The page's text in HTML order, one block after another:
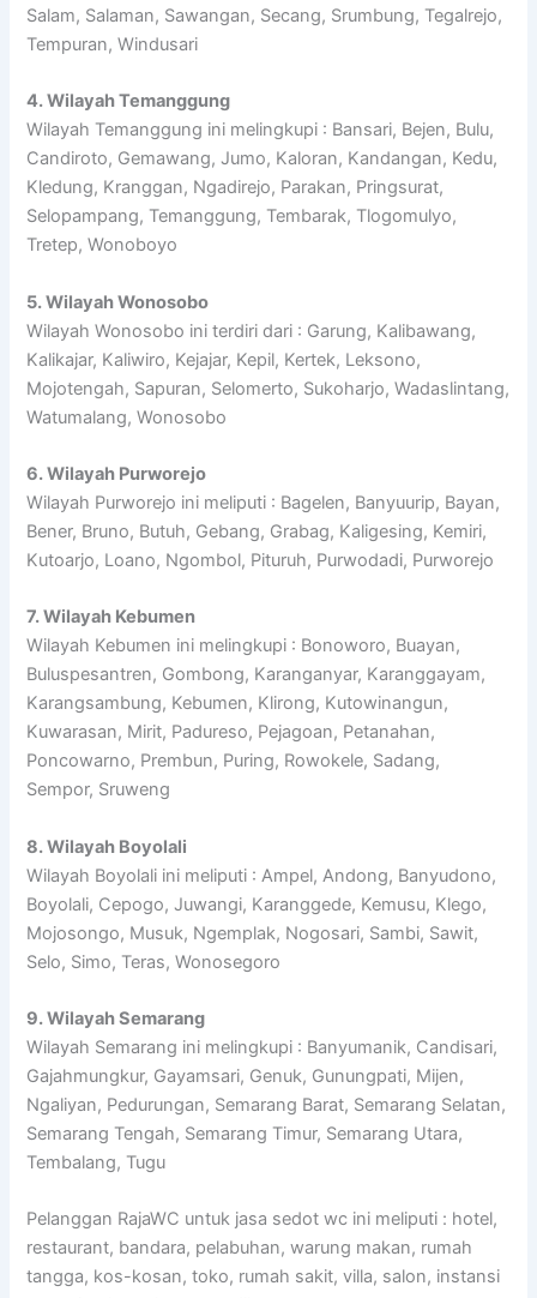
Salam, Salaman, Sawangan, Secang, Srumbung, Tegalrejo,
Tempuran, Windusari
4. Wilayah Temanggung
Wilayah Temanggung ini melingkupi : Bansari, Bejen, Bulu,
Candiroto, Gemawang, Jumo, Kaloran, Kandangan, Kedu,
Kledung, Kranggan, Ngadirejo, Parakan, Pringsurat,
Selopampang, Temanggung, Tembarak, Tlogomulyo,
Tretep, Wonoboyo
5. Wilayah Wonosobo
Wilayah Wonosobo ini terdiri dari : Garung, Kalibawang,
Kalikajar, Kaliwiro, Kejajar, Kepil, Kertek, Leksono,
Mojotengah, Sapuran, Selomerto, Sukoharjo, Wadaslintang,
Watumalang, Wonosobo
6. Wilayah Purworejo
Wilayah Purworejo ini meliputi : Bagelen, Banyuurip, Bayan,
Bener, Bruno, Butuh, Gebang, Grabag, Kaligesing, Kemiri,
Kutoarjo, Loano, Ngombol, Pituruh, Purwodadi, Purworejo
7. Wilayah Kebumen
Wilayah Kebumen ini melingkupi : Bonoworo, Buayan,
Buluspesantren, Gombong, Karanganyar, Karanggayam,
Karangsambung, Kebumen, Klirong, Kutowinangun,
Kuwarasan, Mirit, Padureso, Pejagoan, Petanahan,
Poncowarno, Prembun, Puring, Rowokele, Sadang,
Sempor, Sruweng
8. Wilayah Boyolali
Wilayah Boyolali ini meliputi : Ampel, Andong, Banyudono,
Boyolali, Cepogo, Juwangi, Karanggede, Kemusu, Klego,
Mojosongo, Musuk, Ngemplak, Nogosari, Sambi, Sawit,
Selo, Simo, Teras, Wonosegoro
9. Wilayah Semarang
Wilayah Semarang ini melingkupi : Banyumanik, Candisari,
Gajahmungkur, Gayamsari, Genuk, Gunungpati, Mijen,
Ngaliyan, Pedurungan, Semarang Barat, Semarang Selatan,
Semarang Tengah, Semarang Timur, Semarang Utara,
Tembalang, Tugu
Pelanggan RajaWC untuk jasa sedot wc ini meliputi : hotel,
restaurant, bandara, pelabuhan, warung makan, rumah
tangga, kos-kosan, toko, rumah sakit, villa, salon, instansi